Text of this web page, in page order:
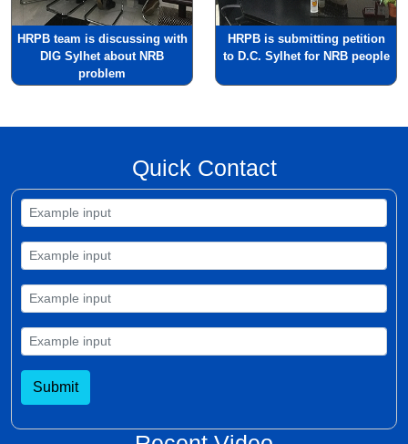
HRPB team is discussing with
DIG Sylhet about NRB
problem
HRPB is submitting petition
to D.C. Sylhet for NRB people
Quick Contact
Submit